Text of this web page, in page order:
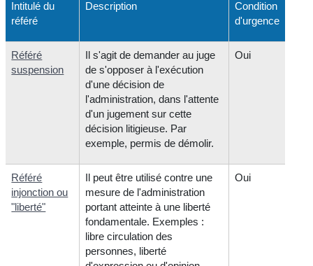
Intitulé du
référé
Description
Condition
d'urgence
Référé
suspension
Il s'agit de demander au juge
de s'opposer à l'exécution
d'une décision de
l'administration, dans l'attente
d'un jugement sur cette
décision litigieuse. Par
exemple, permis de démolir.
Oui
Référé
injonction ou
"liberté"
Il peut être utilisé contre une
mesure de l'administration
portant atteinte à une liberté
fondamentale. Exemples :
libre circulation des
personnes, liberté
Oui